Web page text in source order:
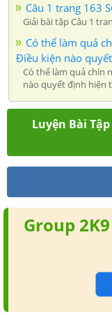
Câu 1 trang 163
Giải bài tập Câu 1
Có thể làm quả
Điều kiện nào
Có thể làm quả chín
nào quyết định hiện
Luyện Bài
Group